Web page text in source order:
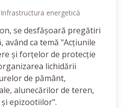
Infrastructura energetică
se desfășoară pregătiri
ca temă "Acțiunile
și forțelor de protecție
lichidării
de pământ,
alunecărilor de teren,
epizootiilor".